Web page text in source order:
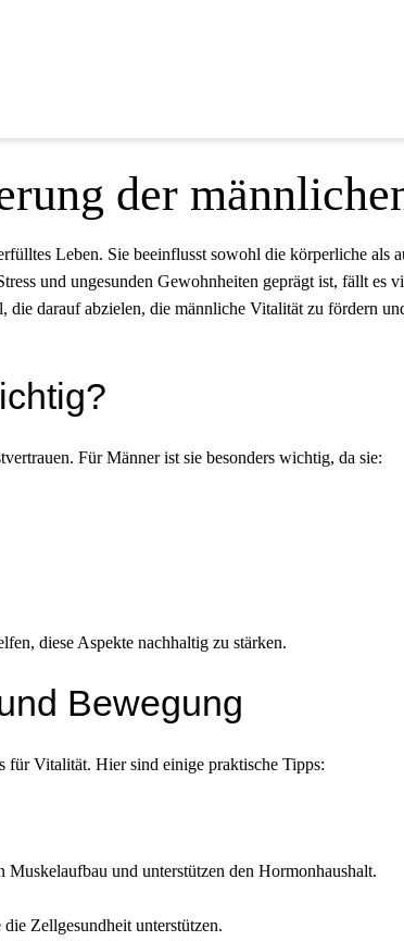
der
Leben. Sie beeinflusst sowohl die körperliche als
und ungesunden Gewohnheiten geprägt ist, fällt es
die darauf abzielen, die männliche Vitalität zu fördern
Für Männer ist sie besonders wichtig, da sie:
diese Aspekte nachhaltig zu stärken.
Bewegung
für Vitalität. Hier sind einige praktische Tipps:
und unterstützen den Hormonhaushalt.
Zellgesundheit unterstützen.